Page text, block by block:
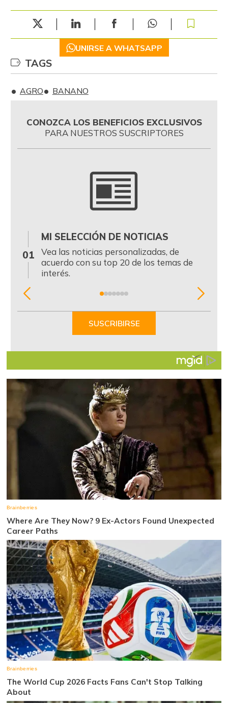
UNIRSE A WHATSAPP
TAGS
AGRO BANANO
CONOZCA LOS BENEFICIOS EXCLUSIVOS
PARA NUESTROS SUSCRIPTORES
01
MI SELECCIÓN DE NOTICIAS
Vea las noticias personalizadas, de
acuerdo con su top 20 de los temas de
interés.
Item
SUSCRIBIRSE